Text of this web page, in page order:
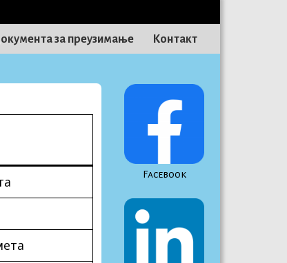
за преузимање Контакт
Facebook